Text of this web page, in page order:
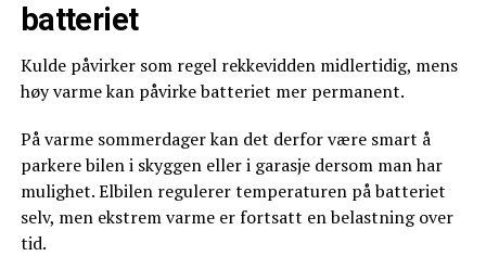
batteriet
Kulde påvirker som regel rekkevidden midlertidig, mens
høy varme kan påvirke batteriet mer permanent.
På varme sommerdager kan det derfor være smart å
parkere bilen i skyggen eller i garasje dersom man har
mulighet. Elbilen regulerer temperaturen på batteriet
selv, men ekstrem varme er fortsatt en belastning over
tid.